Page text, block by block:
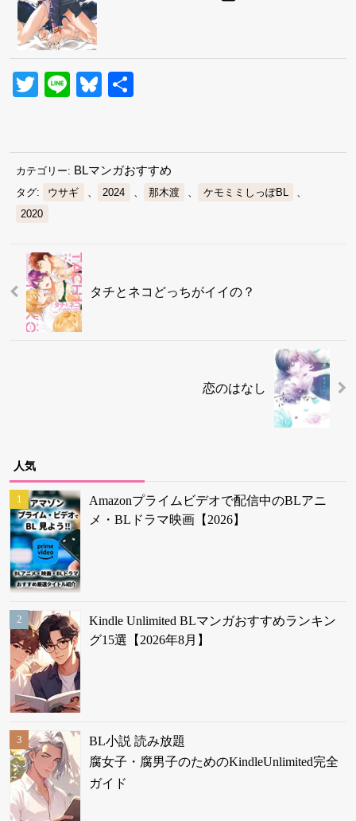
Twitter
LineBluesky
カテゴリー: BLマンガおすすめ
タグ: ウサギ 、 2024 、 那木渡 、 ケモミミしっぽBL
、
2020
タチとネコどっちがイイの？
恋のはなし
人気
Amazonプライムビデオで配信中のBLアニ
メ・BLドラマ映画【2026】
Kindle Unlimited BLマンガおすすめランキン
グ15選【2026年8月】
BL小説 読み放題
腐女子・腐男子のためのKindleUnlimited完全
ガイド